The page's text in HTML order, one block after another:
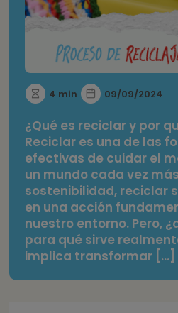
4 min 09/09/2024
¿Qué es reciclar y por
Reciclar es una de las
efectivas de cuidar el
un mundo cada vez
sostenibilidad, reciclar
en una acción
nuestro entorno. Pero,
para qué sirve
implica transformar [...]